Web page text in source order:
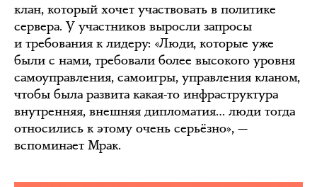
клан, который хочет участвовать в политике
сервера. У участников выросли запросы
и требования к лидеру: «Люди, которые уже
были с нами, требовали более высокого уровня
самоуправления, самоигры, управления кланом,
чтобы была развита какая-то инфраструктура
внутренняя, внешняя дипломатия… люди тогда
относились к этому очень серьёзно», —
вспоминает Мрак.